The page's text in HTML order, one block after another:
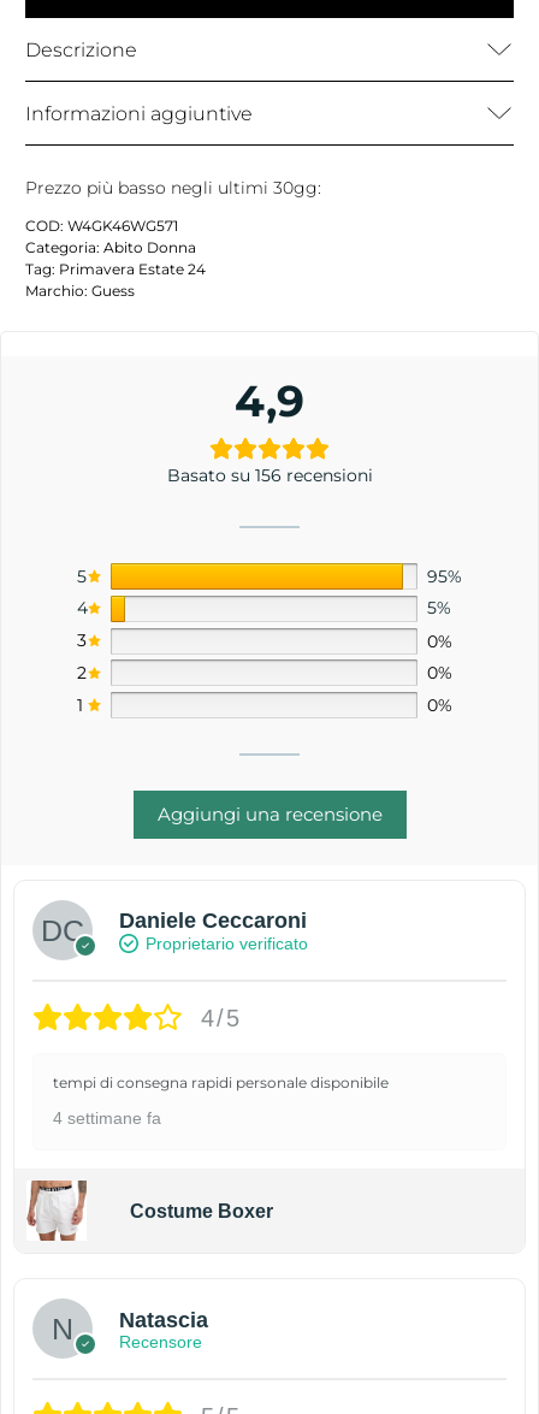
Descrizione
Informazioni aggiuntive
Prezzo più basso negli ultimi 30gg:
COD: W4GK46WG571
Categoria: Abito Donna
Tag: Primavera Estate 24
Marchio: Guess
4,9
Basato su 156 recensioni
5
95%
4
5%
3
0%
2
0%
1
0%
Aggiungi una recensione
Daniele Ceccaroni
Proprietario verificato
4/5
tempi di consegna rapidi personale disponibile
4 settimane fa
Costume Boxer
Natascia
Recensore